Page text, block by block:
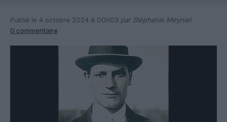
Publié le 4 octobre 2024 à 00h03 par Stéphanie Meyniel
0 commentaire